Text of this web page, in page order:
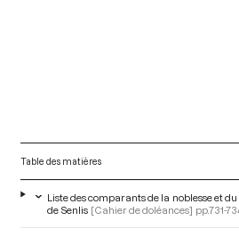
Table des matières
Liste des comparants de la noblesse et
de Senlis [Cahier de doléances] pp.731-